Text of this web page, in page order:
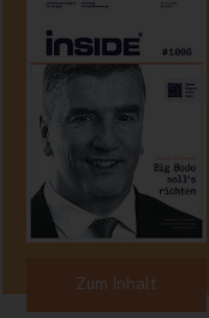
Zum Inhalt